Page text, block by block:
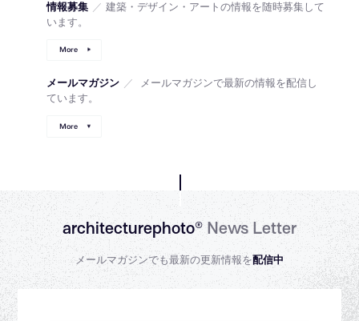
情報募集 ／ 建築・デザイン・アートの情報を随時募集して
います。
More
メールマガジン ／
メールマガジンで最新の情報を配信し
ています。
More
architecturephoto®News Letter
メールマガジンでも最新の更新情報を配信中